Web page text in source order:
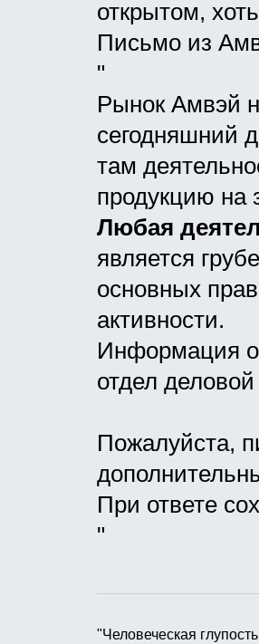
открытом,
Письмо из
"
Рынок Амвэй
сегодняшний
там
продукцию на
Любая
является
основных
активности.
Информация о
отдел деловой
Пожалуйста,
При ответе
"
"Человеческая